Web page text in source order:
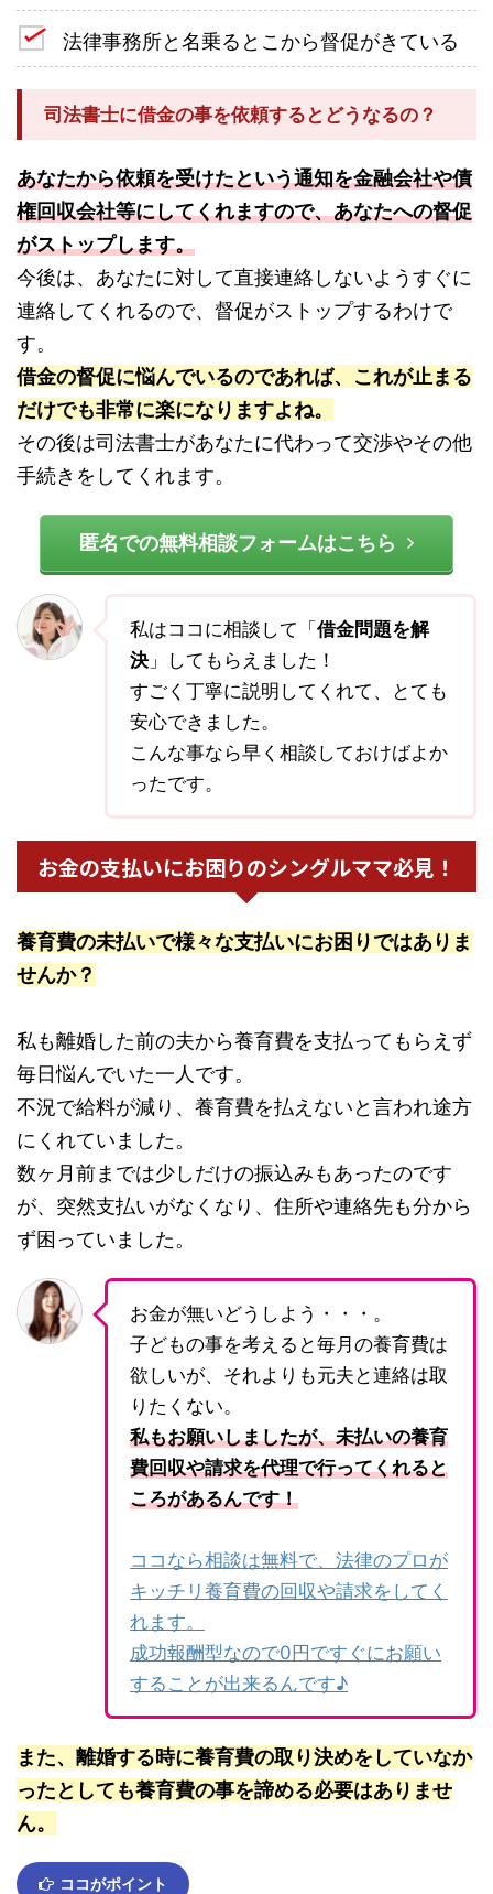
法律事務所と名乗るとこから督促がきている
司法書士に借金の事を依頼するとどうなるの？
あなたから依頼を受けたという通知を金融会社や債
権回収会社等にしてくれますので、あなたへの督促
がストップします。
今後は、あなたに対して直接連絡しないようすぐに
連絡してくれるので、督促がストップするわけで
す。
借金の督促に悩んでいるのであれば、これが止まる
だけでも非常に楽になりますよね。
その後は司法書士があなたに代わって交渉やその他
手続きをしてくれます。
匿名での無料相談フォームはこちら
私はココに相談して「借金問題を解
決」してもらえました！
すごく丁寧に説明してくれて、とても
安心できました。
こんな事なら早く相談しておけばよか
ったです。
お金の支払いにお困りのシングルママ必見！
養育費の未払いで様々な支払いにお困りではありま
せんか？
私も離婚した前の夫から養育費を支払ってもらえず
毎日悩んでいた一人です。
不況で給料が減り、養育費を払えないと言われ途方
にくれていました。
数ヶ月前までは少しだけの振込みもあったのです
が、突然支払いがなくなり、住所や連絡先も分から
ず困っていました。
お金が無いどうしよう・・・。
子どもの事を考えると毎月の養育費は
欲しいが、それよりも元夫と連絡は取
りたくない。
私もお願いしましたが、未払いの養育
費回収や請求を代理で行ってくれると
ころがあるんです！
ココなら相談は無料で、法律のプロが
キッチリ養育費の回収や請求をしてく
れます。
成功報酬型なので0円ですぐにお願い
することが出来るんです♪
また、離婚する時に養育費の取り決めをしていなか
ったとしても養育費の事を諦める必要はありませ
ん。
ココがポイント